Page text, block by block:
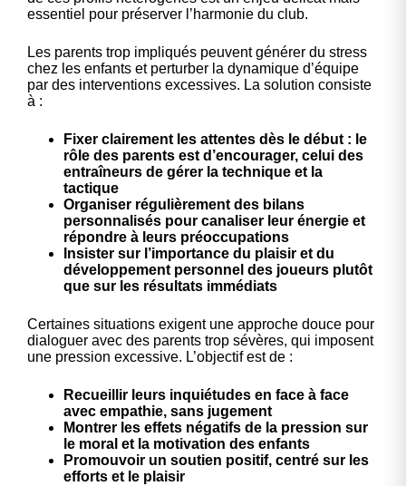
essentiel pour préserver l’harmonie du club.
Les parents trop impliqués peuvent générer du stress
chez les enfants et perturber la dynamique d’équipe
par des interventions excessives. La solution consiste
à :
Fixer clairement les attentes dès le début : le
rôle des parents est d’encourager, celui des
entraîneurs de gérer la technique et la
tactique
Organiser régulièrement des bilans
personnalisés pour canaliser leur énergie et
répondre à leurs préoccupations
Insister sur l’importance du plaisir et du
développement personnel des joueurs plutôt
que sur les résultats immédiats
Certaines situations exigent une approche douce pour
dialoguer avec des parents trop sévères, qui imposent
une pression excessive. L’objectif est de :
Recueillir leurs inquiétudes en face à face
avec empathie, sans jugement
Montrer les effets négatifs de la pression sur
le moral et la motivation des enfants
Promouvoir un soutien positif, centré sur les
efforts et le plaisir